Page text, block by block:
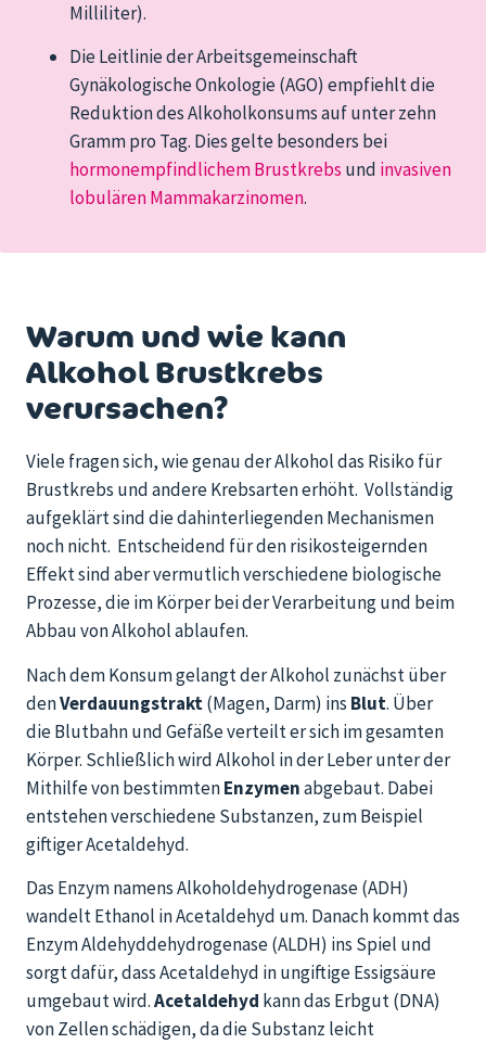
Milliliter).
Die Leitlinie der Arbeitsgemeinschaft
Gynäkologische Onkologie (AGO) empfiehlt die
Reduktion des Alkoholkonsums auf unter zehn
Gramm pro Tag. Dies gelte besonders bei
hormonempfindlichem Brustkrebs und invasiven
lobulären Mammakarzinomen.
Warum und wie kann
Alkohol Brustkrebs
verursachen?
Viele fragen sich, wie genau der Alkohol das Risiko für
Brustkrebs und andere Krebsarten erhöht. Vollständig
aufgeklärt sind die dahinterliegenden Mechanismen
noch nicht. Entscheidend für den risikosteigernden
Effekt sind aber vermutlich verschiedene biologische
Prozesse, die im Körper bei der Verarbeitung und beim
Abbau von Alkohol ablaufen.
Nach dem Konsum gelangt der Alkohol zunächst über
denVerdauungstrakt(Magen, Darm) ins Blut. Über
die Blutbahn und Gefäße verteilt er sich im gesamten
Körper. Schließlich wird Alkohol in der Leber unter der
Mithilfe von bestimmtenEnzymenabgebaut. Dabei
entstehen verschiedene Substanzen, zum Beispiel
giftiger Acetaldehyd.
Das Enzym namens Alkoholdehydrogenase (ADH)
wandelt Ethanol in Acetaldehyd um. Danach kommt das
Enzym Aldehyddehydrogenase (ALDH) ins Spiel und
sorgt dafür, dass Acetaldehyd in ungiftige Essigsäure
umgebaut wird.Acetaldehyd kann das Erbgut (DNA)
von Zellen schädigen, da die Substanz leicht